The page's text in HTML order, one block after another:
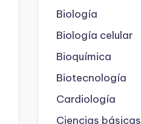
Biología
Biología celular
Bioquímica
Biotecnología
Cardiología
Ciencias básicas